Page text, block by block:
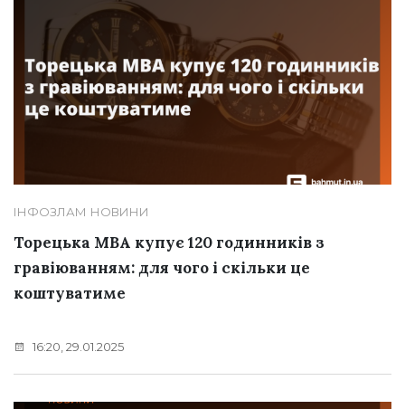
ІНФОЗЛАМ НОВИНИ
Торецька МВА купує 120 годинників з
гравіюванням: для чого і скільки це
коштуватиме
16:20, 29.01.2025